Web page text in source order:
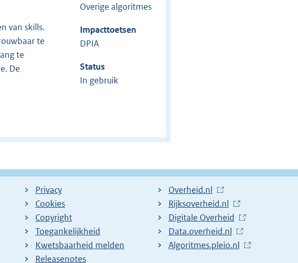
van skills.
te
te
De
Overige algoritmes
Impacttoetsen
DPIA
Status
In gebruik
Privacy
Cookies
Copyright
Toegankelijkheid
Kwetsbaarheid melden
Releasenotes
L
i
n
k
n
Overheid.nl
L
i
n
k
Rijksoverheid.nl
L
i
n
Digitale Overheid
L
i
Data.overheid.nl
L
Algoritmes.pleio.nl